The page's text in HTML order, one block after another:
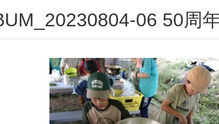
06 50周